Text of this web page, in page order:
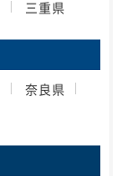
三重県
奈良県